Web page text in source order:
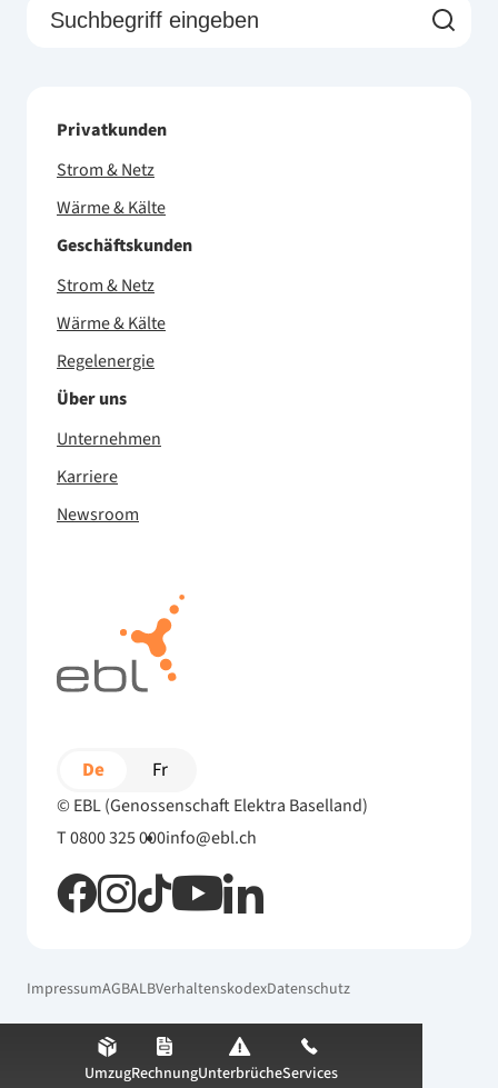
Privatkunden
Strom & Netz
Wärme & Kälte
Geschäftskunden
Strom & Netz
Wärme & Kälte
Regelenergie
Über uns
Unternehmen
Karriere
Newsroom
© EBL (Genossenschaft Elektra Baselland)
T 0800 325 000info@ebl.ch
De Fr
ImpressumAGBALBVerhaltenskodexDatenschutz
UmzugRechnungUnterbrücheServices